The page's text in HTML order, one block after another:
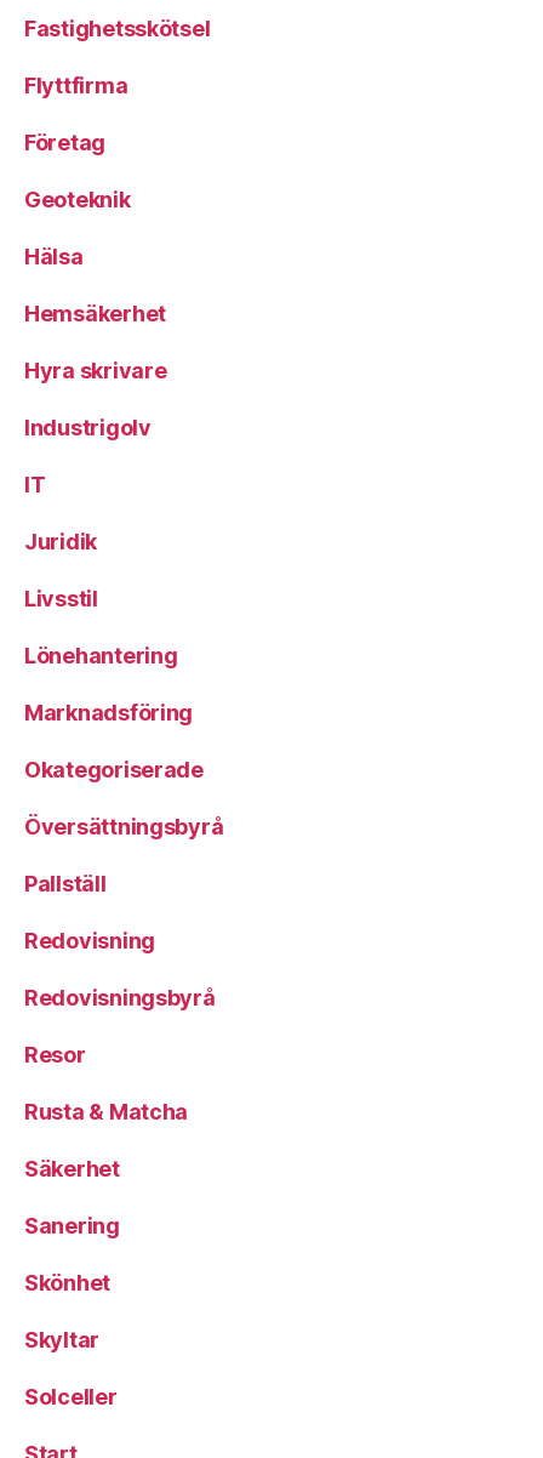
Fastighetsskötsel
Flyttfirma
Företag
Geoteknik
Hälsa
Hemsäkerhet
Hyra skrivare
Industrigolv
IT
Juridik
Livsstil
Lönehantering
Marknadsföring
Okategoriserade
Översättningsbyrå
Pallställ
Redovisning
Redovisningsbyrå
Resor
Rusta & Matcha
Säkerhet
Sanering
Skönhet
Skyltar
Solceller